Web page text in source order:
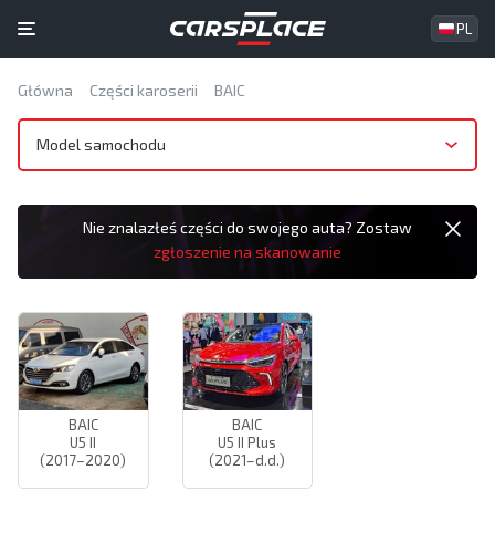
PL
Główna Części karoserii BAIC
Model samochodu
Nie znalazłeś części do swojego auta? Zostaw
zgłoszenie na skanowanie
BAIC
U5 II
(2017–2020)
BAIC
U5 II Plus
(2021–d.d.)